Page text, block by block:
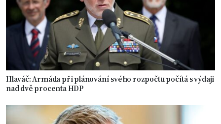
Hlaváč: Armáda při plánování svého rozpočtu počítá s výdaji
nad dvě procenta HDP